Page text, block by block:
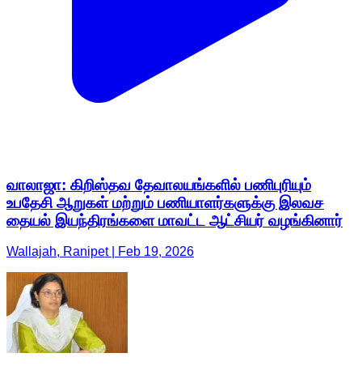
வாலாஜா: கிறிஸ்தவ தேவாலயங்களில் பணிபுரியும்
உபதேசி ஆறுகள் மற்றும் பணியாளர்களுக்கு இலவச
தையல் இயந்திரங்களை மாவட்ட ஆட்சியர் வழங்கினார்
Wallajah, Ranipet | Feb 19, 2026